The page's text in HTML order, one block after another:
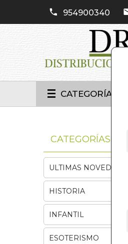
954900340
CATEGORÍAS
CATEGORÍAS
ULTIMAS NOVEDADES
HISTORIA
INFANTIL
ESOTERISMO